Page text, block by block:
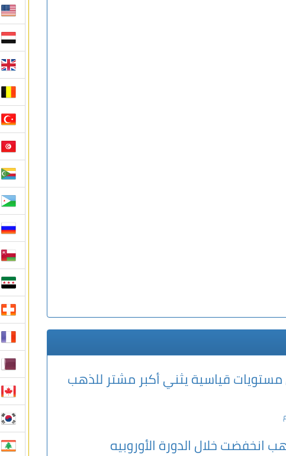
مستويات قياسية يثني أكبر مشتر للذهب
انخفضت خلال الدورة الأوروبيه